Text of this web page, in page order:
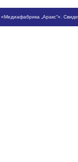
, «Медиафабрика „Аракс“».